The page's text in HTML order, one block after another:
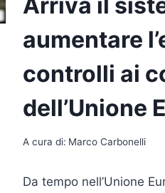
aumentare
controlli ai
dell’Unione
A cura di: Marco Carbonelli
Da tempo nell’Unione